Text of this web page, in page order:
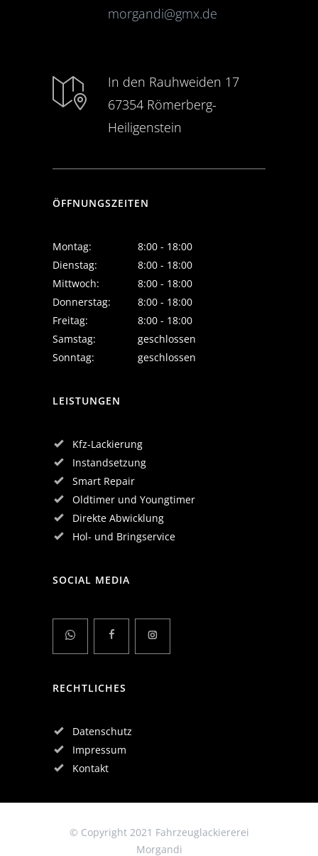
morgandi@gmx.de
In den Rauhweiden 17
67354 Römerberg-
Heiligenstein
ÖFFNUNGSZEITEN
Montag:
8:00 - 18:00
Dienstag:
8:00 - 18:00
Mittwoch:
8:00 - 18:00
Donnerstag:
8:00 - 18:00
Freitag:
8:00 - 18:00
Samstag:
geschlossen
Sonntag:
geschlossen
LEISTUNGEN
Kfz-Lackierung
Instandsetzung
Smart Repair
Oldtimer und Youngtimer
Direkte Abwicklung
Hol- und Bringservice
SOCIAL MEDIA
RECHTLICHES
Datenschutz
Impressum
Kontakt
© Copyright 2021 Fahrzeuglackiererei
Morgandi